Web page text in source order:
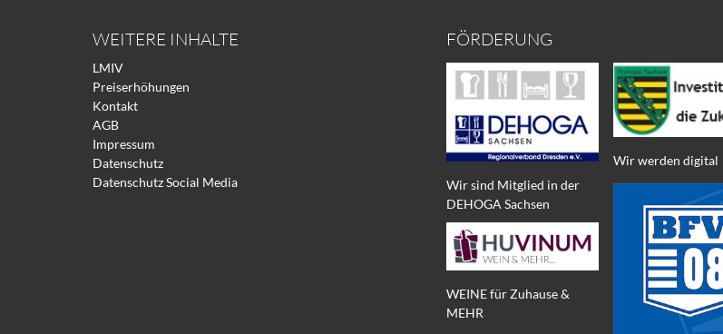
WEITERE INHALTE
LMIV
Preiserhöhungen
Kontakt
AGB
Impressum
Datenschutz
Datenschutz Social Media
FÖRDERUNG
Wir sind Mitglied in der
DEHOGA Sachsen
WEINE für Zuhause &
MEHR
Wir werden digital